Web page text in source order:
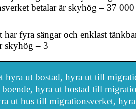
betalar är skyhög – 37
fyra sängar och enklast
skyhög – 3
hyra ut bostad, hyra ut till
hyra ut bostad till
ut hus till migrationsverket,